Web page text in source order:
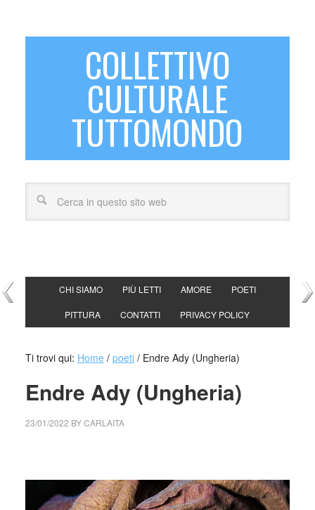
COLLETTIVO
CULTURALE
TUTTOMONDO
CHI SIAMO PIÙ LETTI AMORE POETI
PITTURA CONTATTI PRIVACY POLICY
Ti trovi qui: Home / poeti /Endre Ady (Ungheria)
Endre Ady (Ungheria)
23/01/2022 BYCARLAITA